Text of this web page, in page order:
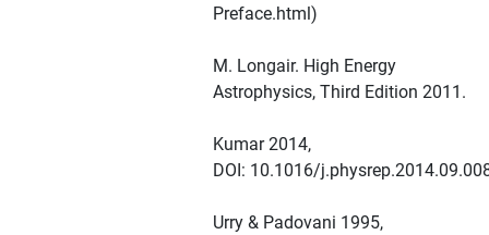
Preface.html)
M. Longair. High Energy
Astrophysics, Third Edition 2011.
Kumar 2014,
DOI: 10.1016/
Urry & Padovani 1995,